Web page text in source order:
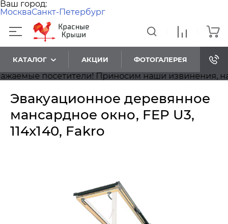
Ваш город:
МоскваСанкт-Петербург
КАТАЛОГ АКЦИИ ФОТОГАЛЕРЕЯ
посетители! Приносим наши извинения, на
Эвакуационное деревянное
мансардное окно, FEP U3,
114x140, Fakro